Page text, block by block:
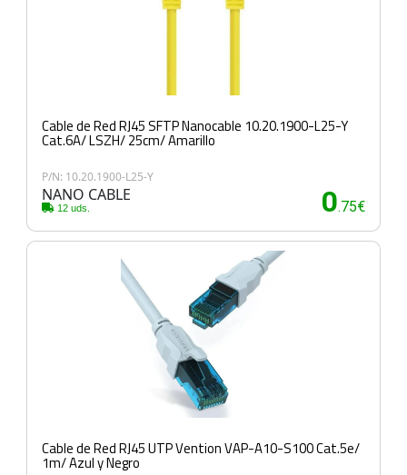
Cable de Red RJ45 SFTP Nanocable 10.20.1900-L25-Y
Cat.6A/ LSZH/ 25cm/ Amarillo
P/N: 10.20.1900-L25-Y
NANO CABLE
12 uds. 0.75€
Cable de Red RJ45 UTP Vention VAP-A10-S100 Cat.5e/
1m/ Azul y Negro